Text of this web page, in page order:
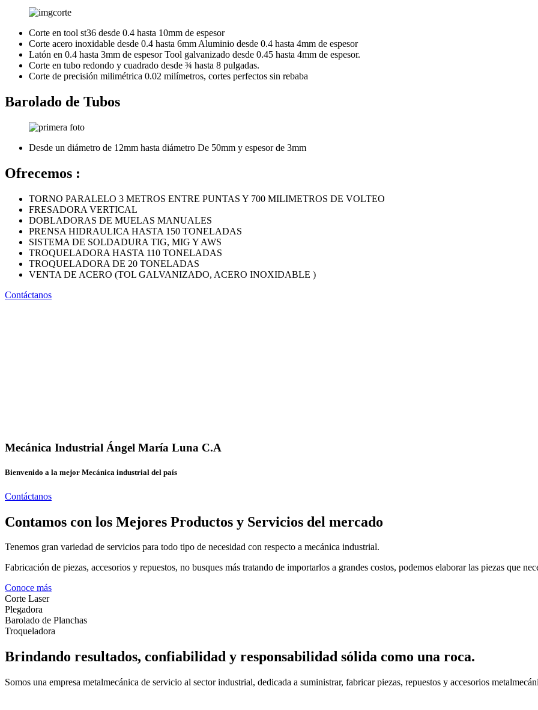
Corte en tool st36 desde 0.4 hasta 10mm de espesor
Corte acero inoxidable desde 0.4 hasta 6mm Aluminio desde 0.4 hasta 4mm de espesor
Latón en 0.4 hasta 3mm de espesor Tool galvanizado desde 0.45 hasta 4mm de espesor.
Corte en tubo redondo y cuadrado desde ¾ hasta 8 pulgadas.
Corte de precisión milimétrica 0.02 milímetros, cortes perfectos sin rebaba
Barolado de Tubos
Desde un diámetro de 12mm hasta diámetro De 50mm y espesor de 3mm
Ofrecemos :
TORNO PARALELO 3 METROS ENTRE PUNTAS Y 700 MILIMETROS DE VOLTEO
FRESADORA VERTICAL
DOBLADORAS DE MUELAS MANUALES
PRENSA HIDRAULICA HASTA 150 TONELADAS
SISTEMA DE SOLDADURA TIG, MIG Y AWS
TROQUELADORA HASTA 110 TONELADAS
TROQUELADORA DE 20 TONELADAS
VENTA DE ACERO (TOL GALVANIZADO, ACERO INOXIDABLE )
Contáctanos
Mecánica Industrial Ángel María Luna C.A
Bienvenido a la mejor Mecánica industrial del país
Contáctanos
Contamos con los Mejores Productos y Servicios del mercado
Tenemos gran variedad de servicios para todo tipo de necesidad con respecto a mecánica industrial.
Fabricación de piezas, accesorios y repuestos, no busques más tratando de importarlos a grandes costos, podemos elaborar las piezas que
Conoce más
Corte Laser
Plegadora
Barolado de Planchas
Troqueladora
Brindando resultados, confiabilidad y responsabilidad sólida como una roca.
Somos una empresa metalmecánica de servicio al sector industrial, dedicada a suministrar, fabricar piezas, repuestos y accesorios